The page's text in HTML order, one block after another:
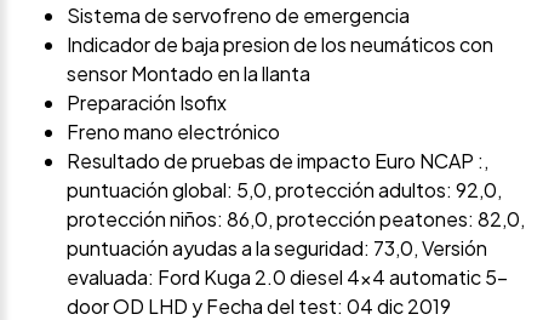
Sistema de servofreno de emergencia
Indicador de baja presion de los neumáticos con
sensor Montado en la llanta
Preparación Isofix
Freno mano electrónico
Resultado de pruebas de impacto Euro NCAP :,
puntuación global: 5,0, protección adultos: 92,0,
protección niños: 86,0, protección peatones: 82,0,
puntuación ayudas a la seguridad: 73,0, Versión
evaluada: Ford Kuga 2.0 diesel 4x4 automatic 5-
door OD LHD y Fecha del test: 04 dic 2019